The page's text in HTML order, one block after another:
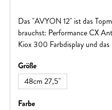
Das "AVYON 12" ist das
brauchst: Performance CX
Kiox 300 Farbdisplay und
Sattelstütze, elf Gängen,
von Continental und LED-
Fernlichtfunktion.
Größeauswählen
48cm 27,5"
Farbeauswählen